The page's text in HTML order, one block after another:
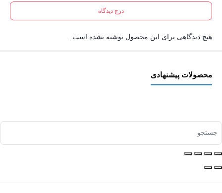
درج دیدگاه
هیچ دیدگاهی برای این محصول نوشته نشده است.
محصولات پیشنهادی